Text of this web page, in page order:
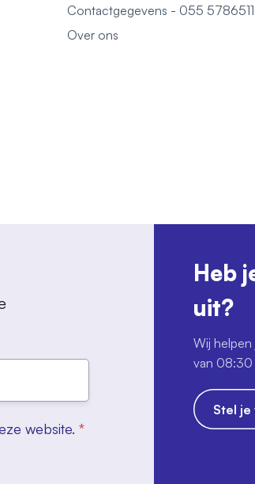
Contactgegevens - 055 5786511
Over ons
website. *
Heb
uit?
Wij helpen
van 08:30
Stel je